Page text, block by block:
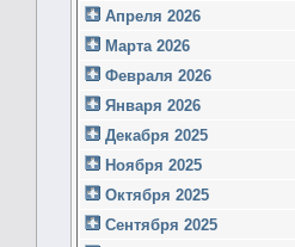
Апреля 2026
Марта 2026
Февраля 2026
Января 2026
Декабря 2025
Ноября 2025
Октября 2025
Сентября 2025